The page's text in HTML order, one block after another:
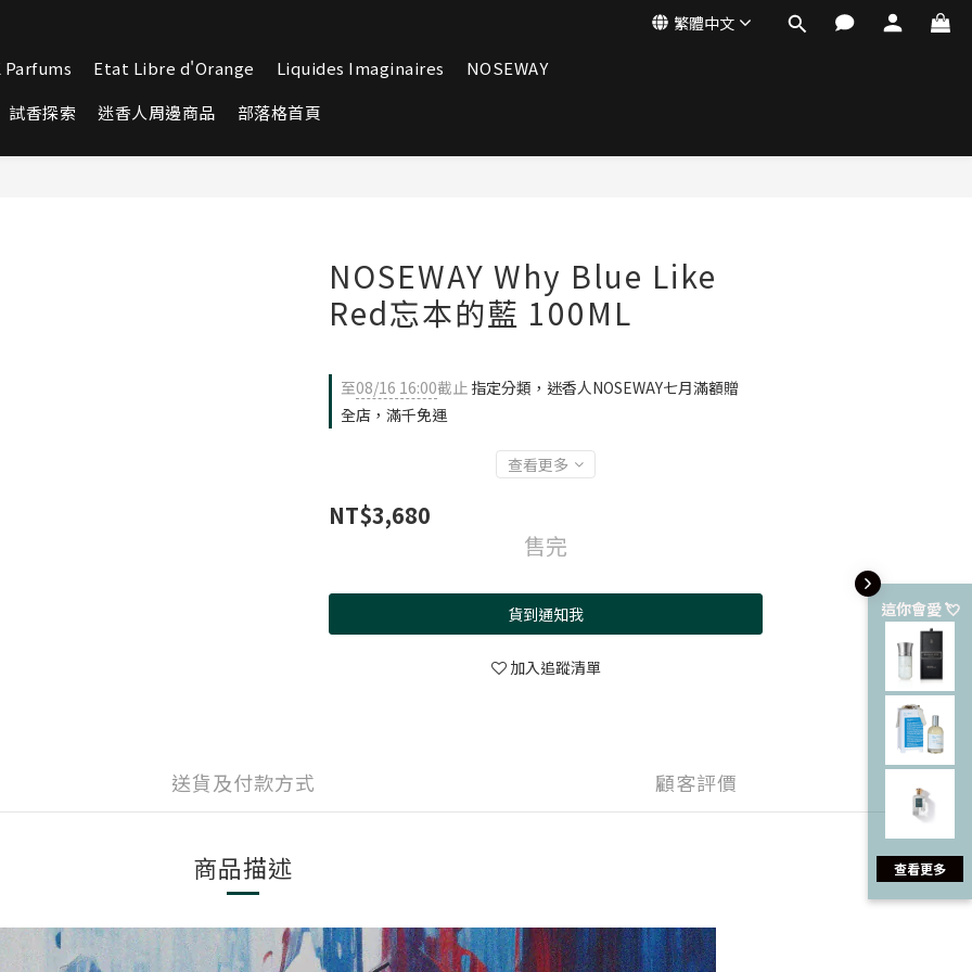
這你會愛 💘
查看更多
繁體中文
Parfums Etat Libre d'Orange Liquides Imaginaires
NOSEWAY
試香探索
迷香人周邊商品 部落格首頁
NOSEWAY Why Blue Like
Red忘本的藍 100ML
至08/16 16:00截止 指定分類，迷香人NOSEWAY七月滿額贈
全店，滿千免運
查看更多
NT$3,680
售完
貨到通知我
加入追蹤清單
送貨及付款方式 顧客評價
商品描述